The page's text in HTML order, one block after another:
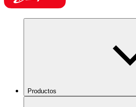
Productos